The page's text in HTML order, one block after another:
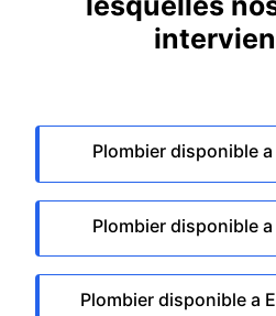
Plombier disponible
Plombier disponible
Plombier disponible a